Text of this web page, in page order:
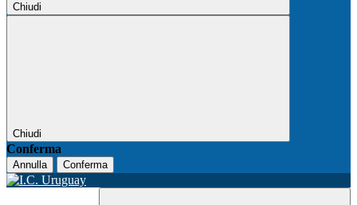
Chiudi
Chiudi
Conferma
Annulla Conferma